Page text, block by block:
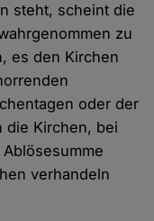
steht, scheint die
zu
es den Kirchen
oder der
die Kirchen, bei
verhandeln